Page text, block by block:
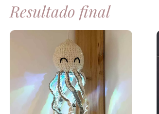
Resultado final